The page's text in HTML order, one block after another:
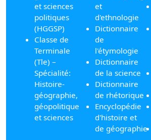
et sciences
politiques
(HGGSP)
Classe de
Terminale
(Tle) –
Spécialité:
Histoire-
géographie,
géopolitique
et sciences
et
d'ethnologie
Dictionnaire
de
l'étymologie
Dictionnaire
de la science
Dictionnaire
de rhétorique
Encyclopédie
d'histoire et
de géographie